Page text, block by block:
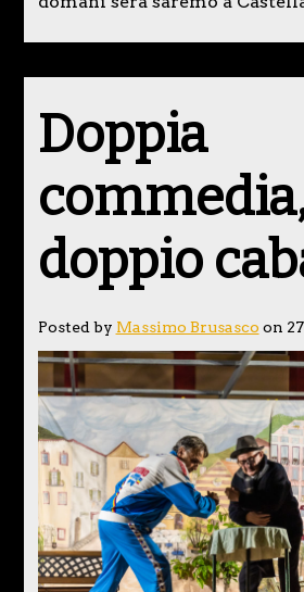
Doppia
doppio
Posted by Massimo Brusasco on